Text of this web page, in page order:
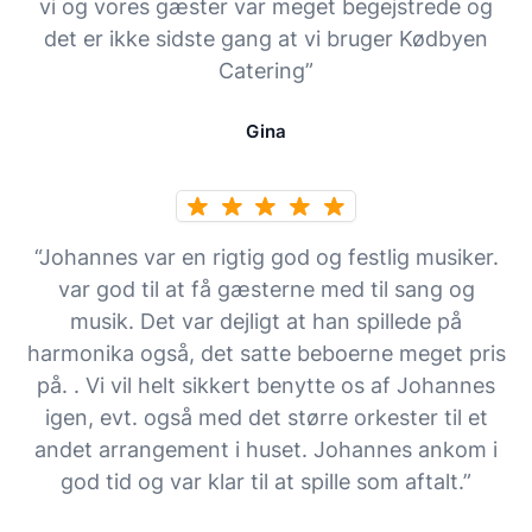
vi og vores gæster var meget begejstrede og
det er ikke sidste gang at vi bruger Kødbyen
Catering”
Gina
“Johannes var en rigtig god og festlig musiker.
var god til at få gæsterne med til sang og
musik. Det var dejligt at han spillede på
harmonika også, det satte beboerne meget pris
på. . Vi vil helt sikkert benytte os af Johannes
igen, evt. også med det større orkester til et
andet arrangement i huset. Johannes ankom i
god tid og var klar til at spille som aftalt.”